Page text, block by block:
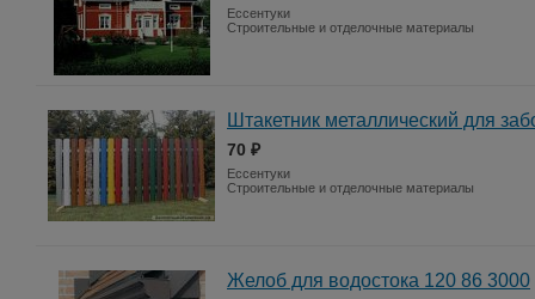
Ессентуки
Строительные и отделочные материалы
Штакетник металлический для
70 ₽
Ессентуки
Строительные и отделочные материалы
Желоб для водостока 120 86 3000